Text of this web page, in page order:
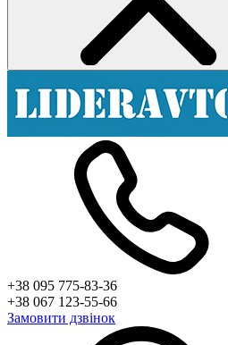
+38 095 775-83-36
+38 067 123-55-66
Замовити дзвінок